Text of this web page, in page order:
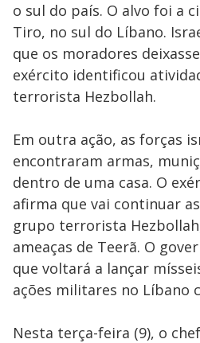
o sul do país. O alvo foi a
Tiro, no sul do Líbano.
que os moradores
exército identificou
terrorista Hezbollah.
Em outra ação, as forças
encontraram armas,
dentro de uma casa. O
afirma que vai continuar
grupo terrorista
ameaças de Teerã. O
que voltará a lançar
ações militares no Líbano
Nesta terça-feira (9), o